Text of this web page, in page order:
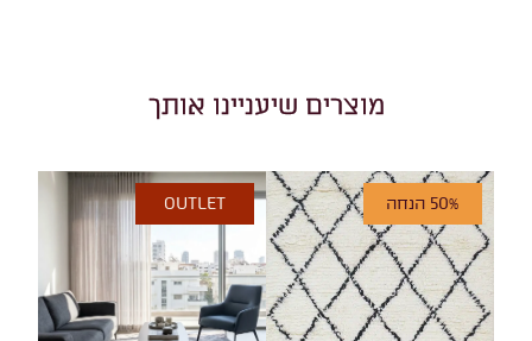
מוצרים שיעניינו אותך
50% הנחה OUTLET